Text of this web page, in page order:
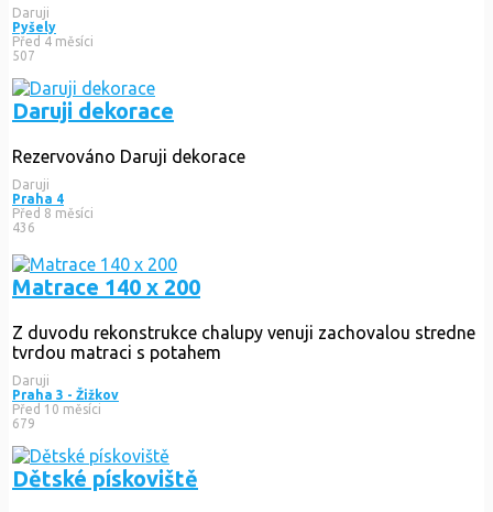
Daruji
Pyšely
Před 4 měsíci
507
Daruji dekorace
Rezervováno Daruji dekorace
Daruji
Praha 4
Před 8 měsíci
436
Matrace 140 x 200
Z duvodu rekonstrukce chalupy venuji zachovalou stredne
tvrdou matraci s potahem
Daruji
Praha 3 - Žižkov
Před 10 měsíci
679
Dětské pískoviště